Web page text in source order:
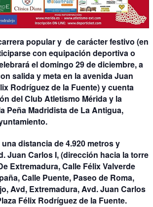
popular y de carácter festivo (en
con equipación deportiva o
el domingo 29 de diciembre, a
salida y meta en la avenida Juan
Rodríguez de la Fuente) y cuenta
del Club Atletismo Mérida y la
Peña Madridista de La Antigua,
distancia de 4.920 metros y
Juan Carlos I, (dirección hacia la torre
Extremadura, Calle Félix Valverde
Calle Puente, Paseo de Roma,
Avd, Extremadura, Avd. Juan Carlos
Félix Rodríguez de la Fuente.